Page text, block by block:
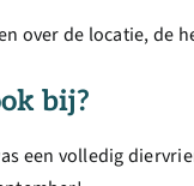
over de locatie, de
bij?
een volledig